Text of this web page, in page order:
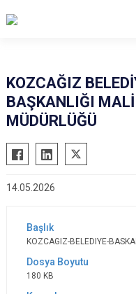
KOZCAĞIZ
BAŞKANLIĞI
MÜDÜRLÜĞÜ
14.05.2026
KOZCAGIZ-BELEDIYE-
180 KB